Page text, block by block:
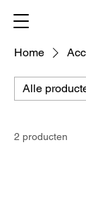
Home
Alle
2 producten